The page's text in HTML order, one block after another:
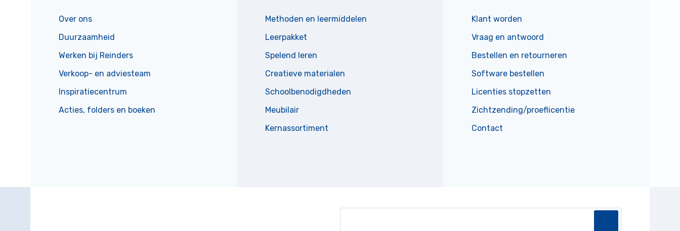
Over ons
Duurzaamheid
Werken bij Reinders
Verkoop- en adviesteam
Inspiratiecentrum
Acties, folders en boeken
Methoden en leermiddelen
Leerpakket
Spelend leren
Creatieve materialen
Schoolbenodigdheden
Meubilair
Kernassortiment
Klant worden
Vraag en antwoord
Bestellen en retourneren
Software bestellen
Licenties stopzetten
Zichtzending/proeflicentie
Contact